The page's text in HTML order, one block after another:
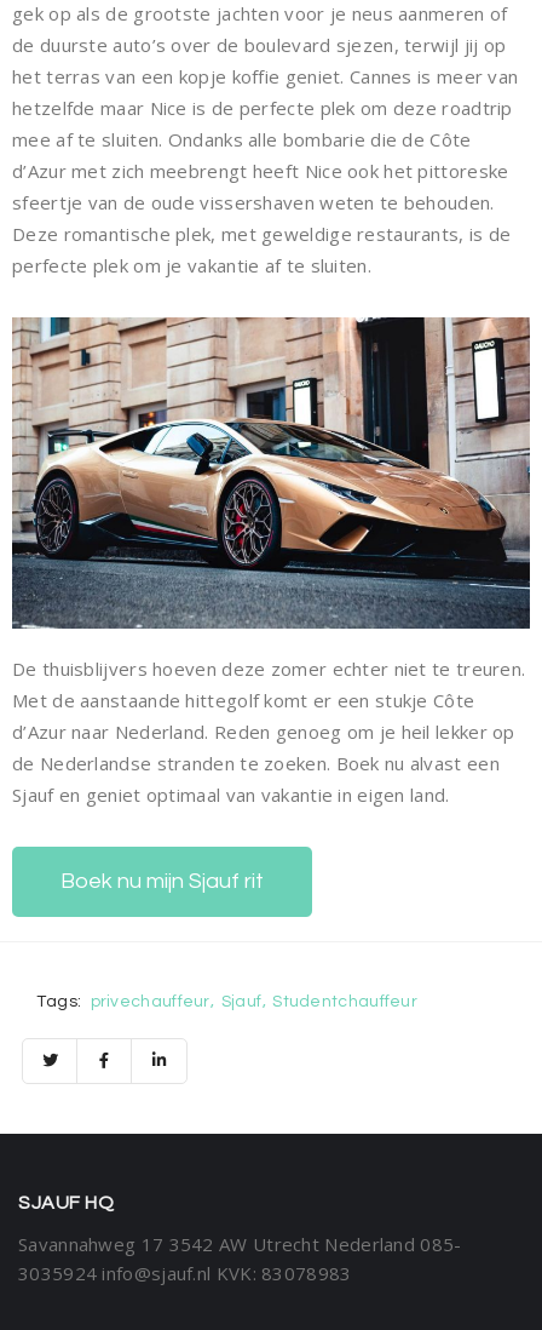
gek op als de grootste jachten voor je neus aanmeren of
de duurste auto’s over de boulevard sjezen, terwijl jij op
het terras van een kopje koffie geniet. Cannes is meer van
hetzelfde maar Nice is de perfecte plek om deze roadtrip
mee af te sluiten. Ondanks alle bombarie die de Côte
d’Azur met zich meebrengt heeft Nice ook het pittoreske
sfeertje van de oude vissershaven weten te behouden.
Deze romantische plek, met geweldige restaurants, is de
perfecte plek om je vakantie af te sluiten.
De thuisblijvers hoeven deze zomer echter niet te treuren.
Met de aanstaande hittegolf komt er een stukje Côte
d’Azur naar Nederland. Reden genoeg om je heil lekker op
de Nederlandse stranden te zoeken. Boek nu alvast een
Sjauf en geniet optimaal van vakantie in eigen land.
Boek nu mijn Sjauf rit
Tags: privechauffeur Sjauf Studentchauffeur
SJAUF HQ
Savannahweg 17 3542 AW Utrecht Nederland 085-
3035924 info@sjauf.nl KVK: 83078983